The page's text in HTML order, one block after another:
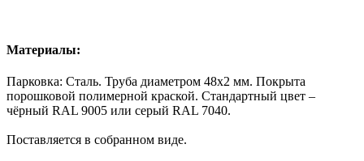
Материалы:
Парковка: Сталь. Труба диаметром 48x2 мм. Покрыта
порошковой полимерной краской. Стандартный цвет –
чёрный RAL 9005 или серый RAL 7040.
Поставляется в собранном виде.